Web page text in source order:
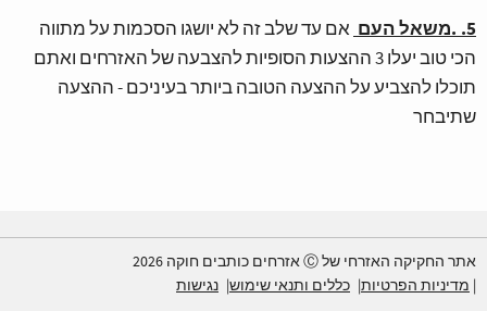
5. .משאל העם
אם עד שלב זה לא יושגו הסכמות על מתווה
הכי טוב יעלו 3 ההצעות הסופיות להצבעה של האזרחים ואתם
תוכלו להצביע על ההצעה הטובה ביותר בעיניכם - ההצעה
שתיבחר
אתר החקיקה האזרחי של Ⓒ אזרחים כותבים חוקה 2026
מדיניות הפרטיות כללים ותנאי שימוש נגישות